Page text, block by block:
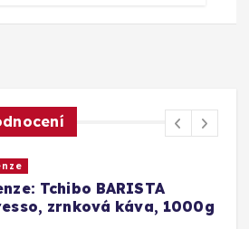
Tchibo BARISTA
zrnková káva, 1000g